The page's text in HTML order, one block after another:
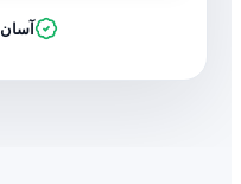
آسان